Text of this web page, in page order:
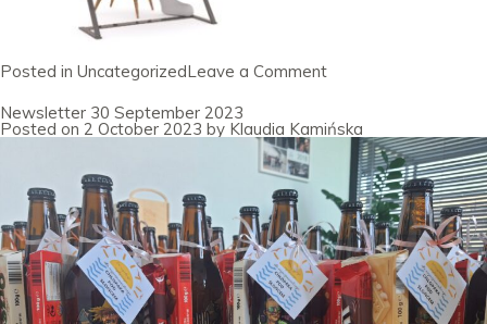
Posted in UncategorizedLeave a Commenton
Lipiec
2024
Newsletter 30 September 2023
Posted on 2 October 2023 by Klaudia Kamińska